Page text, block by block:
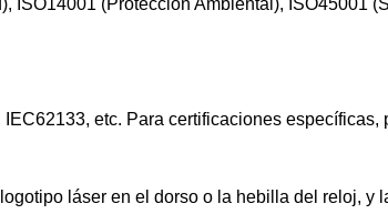
ISO14001 (Protección Ambiental), ISO45001
etc. Para certificaciones
láser en el dorso o la hebilla del reloj, y